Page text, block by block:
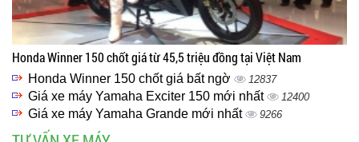
Honda Winner 150 chốt giá từ 45,5 triệu đồng tại Việt Nam
Honda Winner 150 chốt giá bất ngờ 12837
Giá xe máy Yamaha Exciter 150 mới nhất 12400
Giá xe máy Yamaha Grande mới nhất 9266